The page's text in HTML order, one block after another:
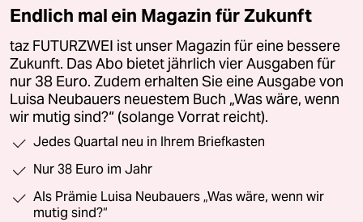
Endlich mal ein Magazin für Zukunft
taz FUTURZWEI ist unser Magazin für eine bessere
Zukunft. Das Abo bietet jährlich vier Ausgaben für
nur 38 Euro. Zudem erhalten Sie eine Ausgabe von
Luisa Neubauers neuestem Buch „Was wäre, wenn
wir mutig sind?“ (solange Vorrat reicht).
Jedes Quartal neu in Ihrem Briefkasten
Nur 38 Euro im Jahr
Als Prämie Luisa Neubauers „Was wäre, wenn wir
mutig sind?“